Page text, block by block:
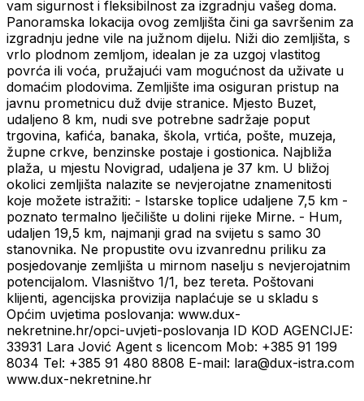
vam sigurnost i fleksibilnost za izgradnju vašeg doma.
Panoramska lokacija ovog zemljišta čini ga savršenim za
izgradnju jedne vile na južnom dijelu. Niži dio zemljišta, s
vrlo plodnom zemljom, idealan je za uzgoj vlastitog
povrća ili voća, pružajući vam mogućnost da uživate u
domaćim plodovima. Zemljište ima osiguran pristup na
javnu prometnicu duž dvije stranice. Mjesto Buzet,
udaljeno 8 km, nudi sve potrebne sadržaje poput
trgovina, kafića, banaka, škola, vrtića, pošte, muzeja,
župne crkve, benzinske postaje i gostionica. Najbliža
plaža, u mjestu Novigrad, udaljena je 37 km. U bližoj
okolici zemljišta nalazite se nevjerojatne znamenitosti
koje možete istražiti: - Istarske toplice udaljene 7,5 km -
poznato termalno lječilište u dolini rijeke Mirne. - Hum,
udaljen 19,5 km, najmanji grad na svijetu s samo 30
stanovnika. Ne propustite ovu izvanrednu priliku za
posjedovanje zemljišta u mirnom naselju s nevjerojatnim
potencijalom. Vlasništvo 1/1, bez tereta. Poštovani
klijenti, agencijska provizija naplaćuje se u skladu s
Općim uvjetima poslovanja: www.dux-
nekretnine.hr/opci-uvjeti-poslovanja ID KOD AGENCIJE:
33931 Lara Jović Agent s licencom Mob: +385 91 199
8034 Tel: +385 91 480 8808 E-mail: lara@dux-istra.com
www.dux-nekretnine.hr